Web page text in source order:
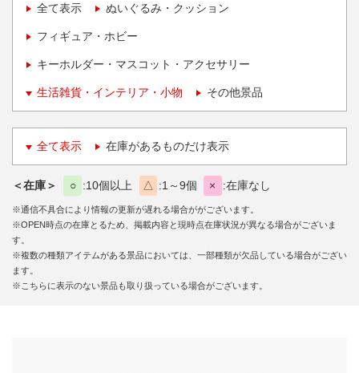
全て表示 ぬいぐるみ・クッション
フィギュア・ホビー
キーホルダー・マスコット・アクセサリー
生活雑貨・インテリア・小物 その他景品
全て表示 在庫があるものだけ表示
＜在庫＞ ○ 10個以上 △ 1～9個 × 在庫なし
※通信不具合により情報の更新が遅れる場合ががございます。
※OPEN時点の在庫とるため、掲載内容と現時点在庫状況が異なる場合がございま
す。
※複数の種類アイテムがある景品においては、一部種類が欠品している場合がござい
ます。
※こちらに表示のない景品も取り扱っている場合がございます。